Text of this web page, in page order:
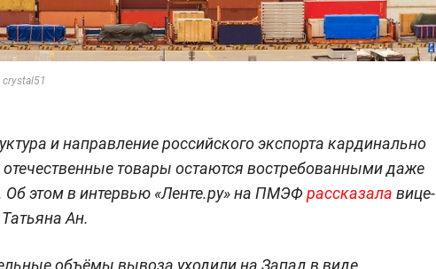
и направление российского экспорта кардинально
товары остаются востребованными даже
Об этом в интервью «Ленте.ру» на ПМЭФ рассказала вице-
Ан.
объёмы вывоза уходили на Запад в виде